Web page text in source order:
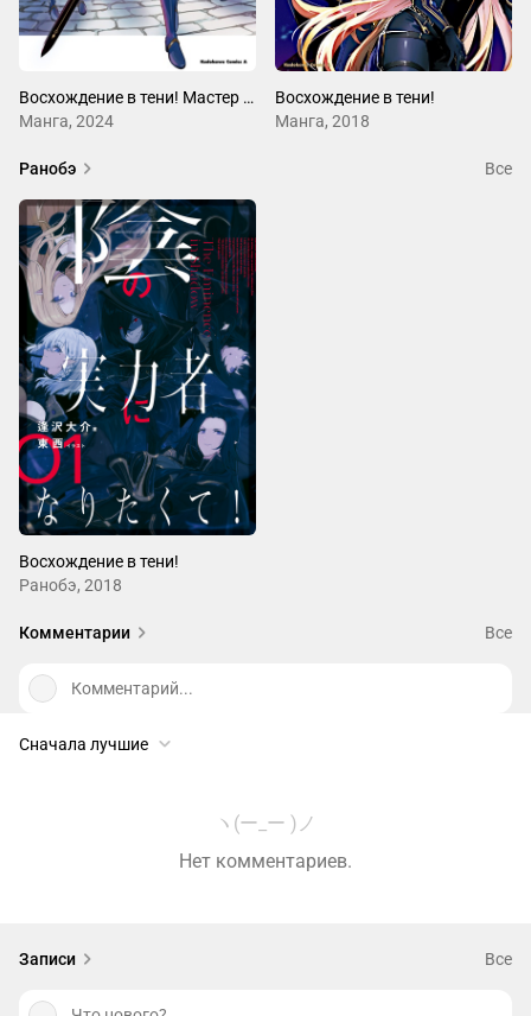
Восхождение в тени! Мастер сада: Хроники семи теней
Манга, 2024
Восхождение в тени!
Манга, 2018
Ранобэ Все
Восхождение в тени!
Ранобэ, 2018
Комментарии Все
Комментарий...
Сначала лучшие
ヽ(ー_ー )ノ
Нет комментариев.
Записи Все